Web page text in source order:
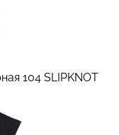
104 SLIPKNOT